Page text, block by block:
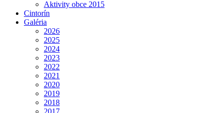
Aktivity obce 2015
Cintorín
Galéria
2026
2025
2024
2023
2022
2021
2020
2019
2018
2017